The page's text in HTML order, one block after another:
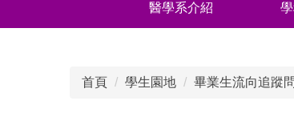
醫學系介紹
首頁 學生園地 畢業生流向追蹤